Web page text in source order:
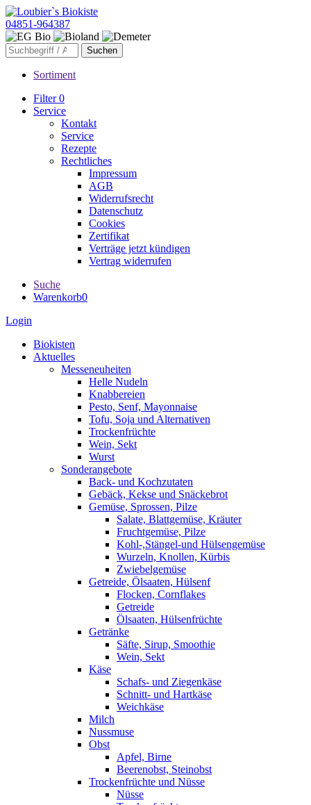
04851-964387
Sortiment
Filter0
Service
Kontakt
Service
Rezepte
Rechtliches
Impressum
AGB
Widerrufsrecht
Datenschutz
Cookies
Zertifikat
Verträge jetzt kündigen
Vertrag widerrufen
Suche
Warenkorb0
Login
Biokisten
Aktuelles
Messeneuheiten
Helle Nudeln
Knabbereien
Pesto, Senf, Mayonnaise
Tofu, Soja und Alternativen
Trockenfrüchte
Wein, Sekt
Wurst
Sonderangebote
Back- und Kochzutaten
Gebäck, Kekse und Snäckebrot
Gemüse, Sprossen, Pilze
Salate, Blattgemüse, Kräuter
Fruchtgemüse, Pilze
Kohl-,Stängel-und Hülsengemüse
Wurzeln, Knollen, Kürbis
Zwiebelgemüse
Getreide, Ölsaaten, Hülsenf
Flocken, Cornflakes
Getreide
Ölsaaten, Hülsenfrüchte
Getränke
Säfte, Sirup, Smoothie
Wein, Sekt
Käse
Schafs- und Ziegenkäse
Schnitt- und Hartkäse
Weichkäse
Milch
Nussmuse
Obst
Apfel, Birne
Beerenobst, Steinobst
Trockenfrüchte und Nüsse
Nüsse